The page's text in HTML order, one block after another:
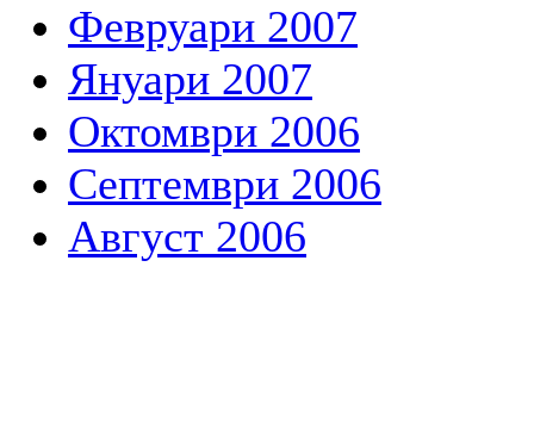
Февруари 2007
Януари 2007
Октомври 2006
Септември 2006
Август 2006